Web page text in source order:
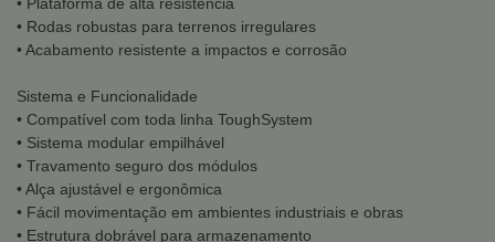
• Rodas robustas para terrenos irregulares
• Acabamento resistente a impactos e corrosão
Sistema e Funcionalidade
• Compatível com toda linha ToughSystem
• Sistema modular empilhável
• Travamento seguro dos módulos
• Alça ajustável e ergonômica
• Fácil movimentação em ambientes industriais e obras
• Estrutura dobrável para armazenamento